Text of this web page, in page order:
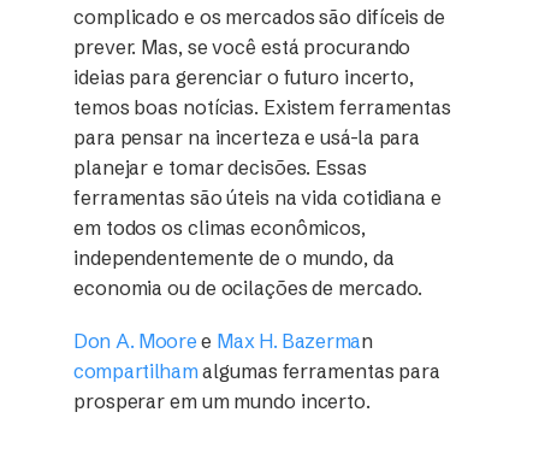
complicado e os mercados são difíceis de
prever. Mas, se você está procurando
ideias para gerenciar o futuro incerto,
temos boas notícias. Existem ferramentas
para pensar na incerteza e usá-la para
planejar e tomar decisões. Essas
ferramentas são úteis na vida cotidiana e
em todos os climas econômicos,
independentemente de o mundo, da
economia ou de ocilações de mercado.
Don A. Moore e Max H. Bazerman
compartilhamalgumas ferramentas para
prosperar em um mundo incerto.